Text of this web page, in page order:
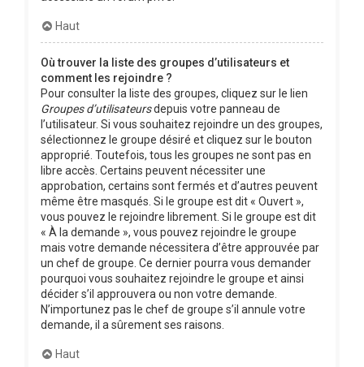
Haut
Où trouver la liste des groupes d’utilisateurs et
comment les rejoindre ?
Pour consulter la liste des groupes, cliquez sur le lien
Groupes d’utilisateursdepuis votre panneau de
l’utilisateur. Si vous souhaitez rejoindre un des groupes,
sélectionnez le groupe désiré et cliquez sur le bouton
approprié. Toutefois, tous les groupes ne sont pas en
libre accès. Certains peuvent nécessiter une
approbation, certains sont fermés et d’autres peuvent
même être masqués. Si le groupe est dit « Ouvert »,
vous pouvez le rejoindre librement. Si le groupe est dit
« À la demande », vous pouvez rejoindre le groupe
mais votre demande nécessitera d’être approuvée par
un chef de groupe. Ce dernier pourra vous demander
pourquoi vous souhaitez rejoindre le groupe et ainsi
décider s’il approuvera ou non votre demande.
N’importunez pas le chef de groupe s’il annule votre
demande, il a sûrement ses raisons.
Haut